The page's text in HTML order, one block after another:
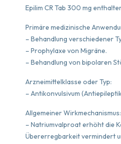
Epilim CR Tab 300 mg
Primäre medizinische
– Behandlung verschiedener
– Prophylaxe von Migräne.
– Behandlung von bipolaren
Arzneimittelklasse oder Typ:
– Antikonvulsivum
Allgemeiner Wirkmechanismus:
– Natriumvalproat erhöht die
Übererregbarkeit vermindert